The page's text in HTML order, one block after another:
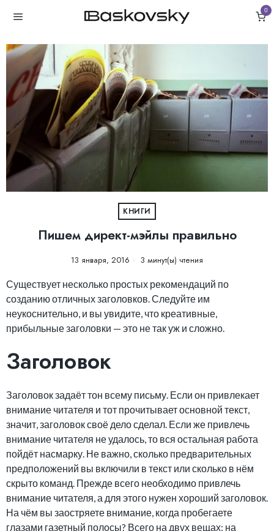
0
КНИГИ
Пишем директ-мэйлы правильно
13 января, 2016 3 минут(ы) чтения
Существует несколько простых рекомендаций по
созданию отличных заголовков. Следуйте им
неукоснительно, и вы увидите, что креативные,
прибыльные заголовки — это не так уж и сложно.
Заголовок
Заголовок задаёт тон всему письму. Если он привлекает
внимание читателя и тот прочитывает основной текст,
значит, заголовок своё дело сделал. Если же привлечь
внимание читателя не удалось, то вся остальная работа
пойдёт насмарку. Не важно, сколько предварительных
предположений вы включили в текст или сколько в нём
скрыто команд. Прежде всего необходимо привлечь
внимание читателя, а для этого нужен хороший заголовок.
На чём вы заостряете внимание, когда пробегаете
глазами газетный полосы? Всего на двух вещах: на